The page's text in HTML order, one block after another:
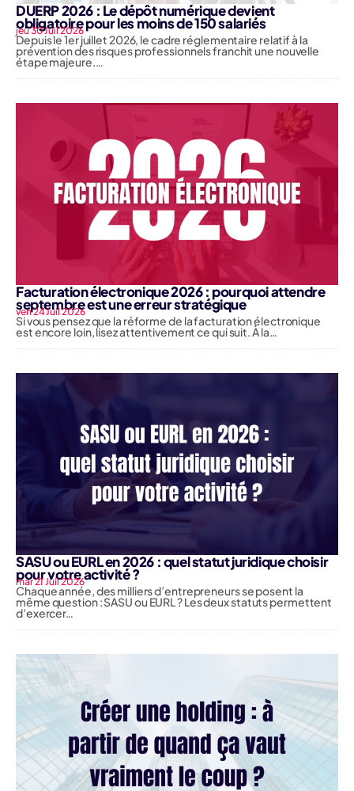
DUERP 2026 : Le dépôt numérique devient
obligatoire pour les moins de 150 salariés
jeu 30 Juil 2026
Depuis le 1er juillet 2026, le cadre réglementaire relatif à la
prévention des risques professionnels franchit une nouvelle
étape majeure.…
Facturation électronique 2026 : pourquoi attendre
septembre est une erreur stratégique
ven 24 Juil 2026
Si vous pensez que la réforme de la facturation électronique
est encore loin, lisez attentivement ce qui suit. À la…
SASU ou EURL en 2026 : quel statut juridique choisir
pour votre activité ?
mar 21 Juil 2026
Chaque année, des milliers d’entrepreneurs se posent la
même question : SASU ou EURL ? Les deux statuts permettent
d’exercer…